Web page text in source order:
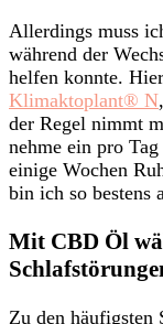
Allerdings muss
während der
helfen konnte.
Klimaktoplant® N
der Regel nimmt
nehme ein pro
einige Wochen
bin ich so bestens
Mit CBD Öl
Zu den häufigsten